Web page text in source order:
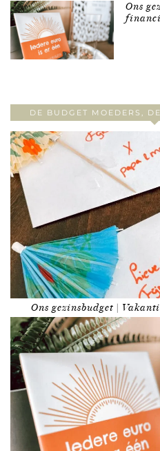
Ons
DE BUDGET MOEDERS,
Ons gezinsbudget |